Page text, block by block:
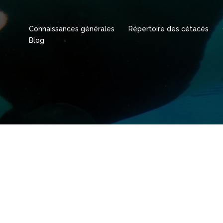
Connaissances générales Répertoire des cétacés
Blog